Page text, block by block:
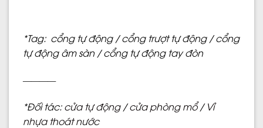
*Tag: cổng tự động / cổng trượt tự động / cổng
tự động âm sàn / cổng tự động tay đòn
————
*Đối tác:cửa tự động/cửa phòng mổ/Vỉ
nhựa thoát nước